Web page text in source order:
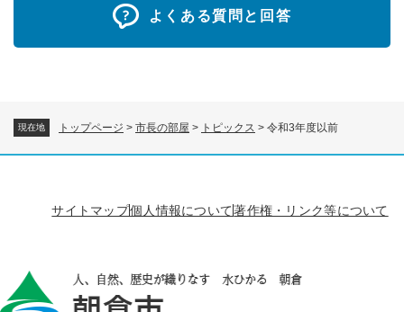
現在地 トップページ > 市長の部屋 > トピックス > 令和3年度以前
よくある質問と回答
サイトマップ個人情報について著作権・リンク等について